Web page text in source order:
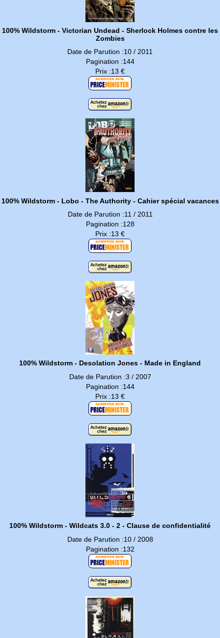
100% Wildstorm - Victorian Undead - Sherlock Holmes contre les
Zombies
Date de Parution :10 / 2011
Pagination :144
Prix :13 €
100% Wildstorm - Lobo - The Authority - Cahier spécial vacances
Date de Parution :11 / 2011
Pagination :128
Prix :13 €
100% Wildstorm - Desolation Jones - Made in England
Date de Parution :3 / 2007
Pagination :144
Prix :13 €
100% Wildstorm - Wildcats 3.0 - 2 - Clause de confidentialité
Date de Parution :10 / 2008
Pagination :132